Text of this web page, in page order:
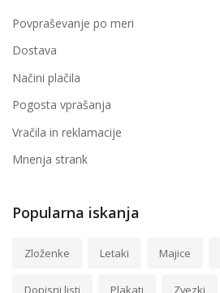
Povpraševanje po meri
Dostava
Načini plačila
Pogosta vprašanja
Vračila in reklamacije
Mnenja strank
Popularna iskanja
Zloženke Letaki Majice
Dopisni listi Plakati Zvezki